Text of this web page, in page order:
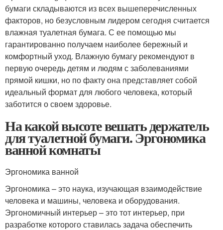
бумаги складываются из всех вышеперечисленных
факторов, но безусловным лидером сегодня считается
влажная туалетная бумага. С ее помощью мы
гарантированно получаем наиболее бережный и
комфортный уход. Влажную бумагу рекомендуют в
первую очередь детям и людям с заболеваниями
прямой кишки, но по факту она представляет собой
идеальный формат для любого человека, который
заботится о своем здоровье.
На какой высоте вешать держатель
для туалетной бумаги. Эргономика
ванной комнаты
Эргономика ванной
Эргономика – это наука, изучающая взаимодействие
человека и машины, человека и оборудования.
Эргономичный интерьер – это тот интерьер, при
разработке которого ставилась задача обеспечить